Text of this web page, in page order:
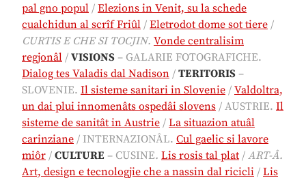
pal gno popul / Elezions in Venit, su la schede
cualchidun al scrîf Friûl / Eletrodot dome sot tiere /
CURTIS E CHE SI TOCJIN. Vonde centralisim
regjonâl / VISIONS – GALARIE FOTOGRAFICHE.
Dialog tes Valadis dal Nadison / TERITORIS –
SLOVENIE. Il sisteme sanitari in Slovenie / Valdoltra,
un dai plui innomenâts ospedâi slovens / AUSTRIE. Il
sisteme de sanitât in Austrie / La situazion atuâl
carinziane / INTERNAZIONÂL. Cul gaelic si lavore
miôr / CULTURE – CUSINE. Lis rosis tal plat / ART-Â.
Art, design e tecnologjie che a nassin dal ricicli / Lis